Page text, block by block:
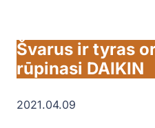
Švarus ir tyras
rūpinasi DAIKIN
2021.04.09